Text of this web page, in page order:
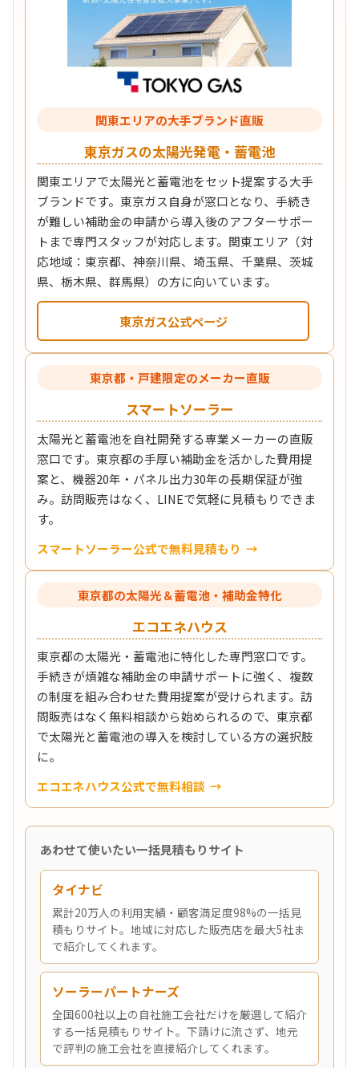
関東エリアの大手ブランド直販
東京ガスの太陽光発電・蓄電池
関東エリアで太陽光と蓄電池をセット提案する大手
ブランドです。東京ガス自身が窓口となり、手続き
が難しい補助金の申請から導入後のアフターサポー
トまで専門スタッフが対応します。関東エリア（対
応地域：東京都、神奈川県、埼玉県、千葉県、茨城
県、栃木県、群馬県）の方に向いています。
東京ガス公式ページ
東京都・戸建限定のメーカー直販
スマートソーラー
太陽光と蓄電池を自社開発する専業メーカーの直販
窓口です。東京都の手厚い補助金を活かした費用提
案と、機器20年・パネル出力30年の長期保証が強
み。訪問販売はなく、LINEで気軽に見積もりできま
す。
スマートソーラー公式で無料見積もり
東京都の太陽光＆蓄電池・補助金特化
エコエネハウス
東京都の太陽光・蓄電池に特化した専門窓口です。
手続きが煩雑な補助金の申請サポートに強く、複数
の制度を組み合わせた費用提案が受けられます。訪
問販売はなく無料相談から始められるので、東京都
で太陽光と蓄電池の導入を検討している方の選択肢
に。
エコエネハウス公式で無料相談
あわせて使いたい一括見積もりサイト
タイナビ
累計20万人の利用実績・顧客満足度98%の一括見
積もりサイト。地域に対応した販売店を最大5社ま
で紹介してくれます。
ソーラーパートナーズ
全国600社以上の自社施工会社だけを厳選して紹介
する一括見積もりサイト。下請けに流さず、地元
で評判の施工会社を直接紹介してくれます。